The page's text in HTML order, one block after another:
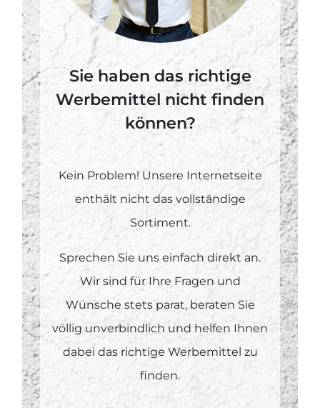
Sie haben das richtige
Werbemittel nicht finden
können?
Kein Problem! Unsere Internetseite
enthält nicht das vollständige
Sortiment.
Sprechen Sie uns einfach direkt an.
Wir sind für Ihre Fragen und
Wünsche stets parat, beraten Sie
völlig unverbindlich und helfen Ihnen
dabei das richtige Werbemittel zu
finden.